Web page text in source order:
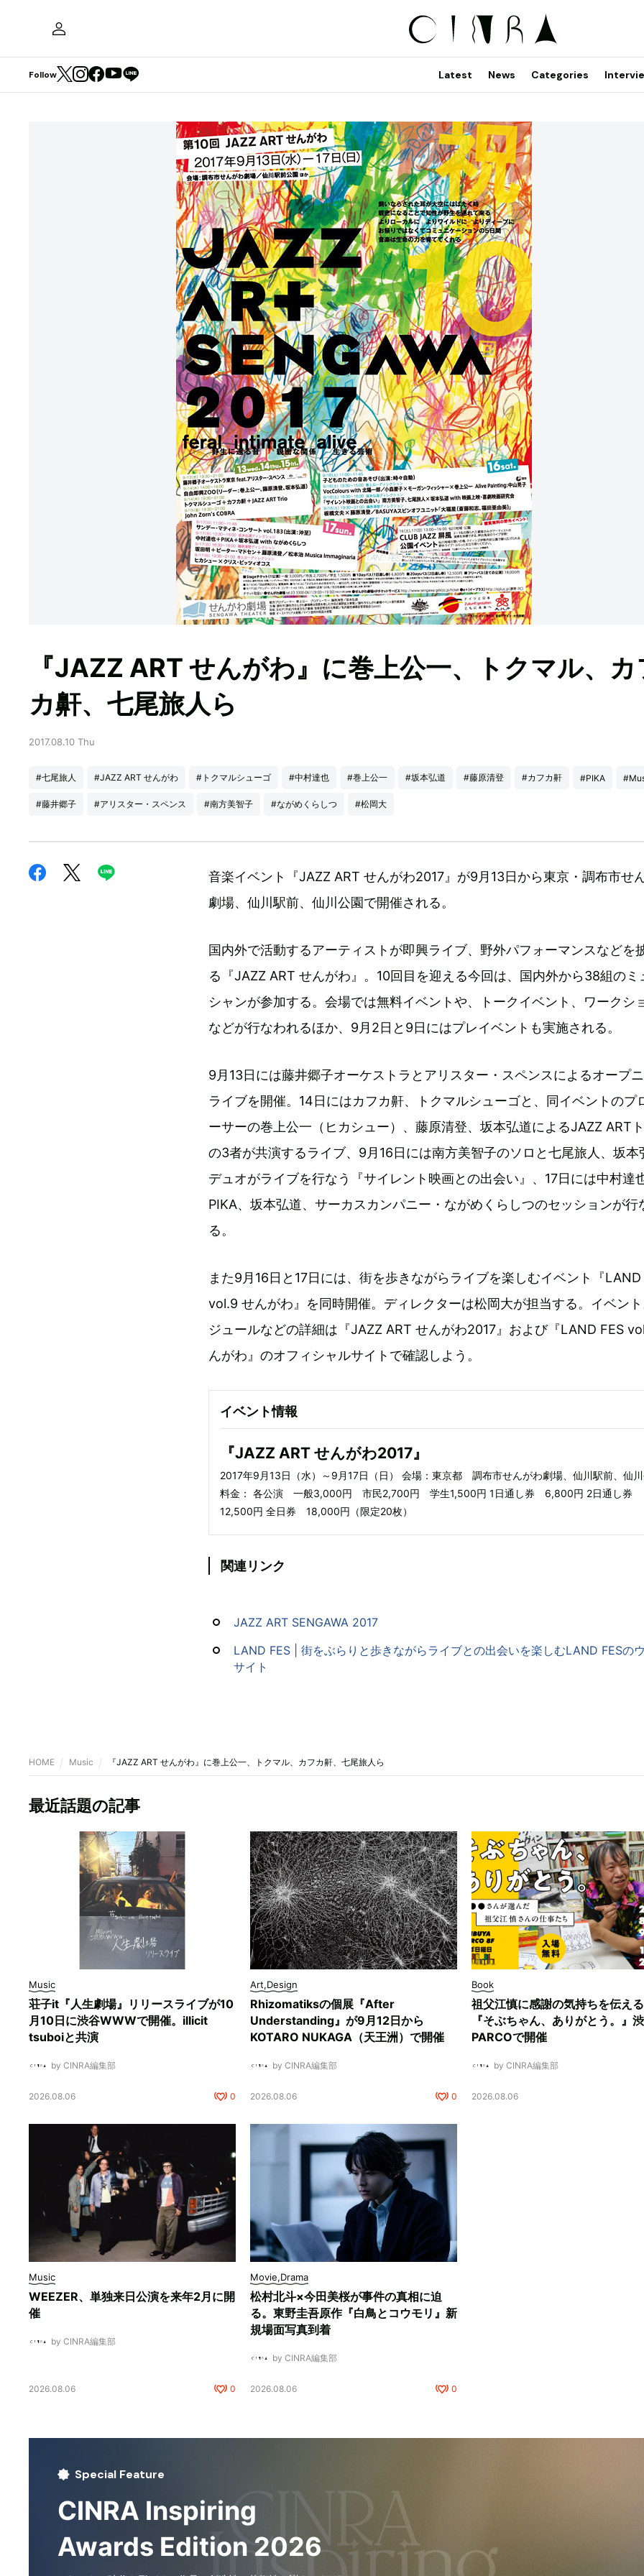
Follow Latest News Categories
『JAZZ ART せんがわ』に巻上公一、トクマル、カ
カ鼾、七尾旅人ら
2017.08.10 Thu
#七尾旅人 #JAZZ ART せんがわ #トクマルシューゴ #中村達也 #巻上公一 #坂本弘道 #藤原清登 #カフカ鼾 #PIKA
#藤井郷子 #アリスター・スペンス #南方美智子 #ながめくらしつ #松岡大
音楽イベント『JAZZ ART せんがわ2017』が9月13日から東京・調布市せ
劇場、仙川駅前、仙川公園で開催される。
国内外で活動するアーティストが即興ライブ、野外パフォーマンスなどを
る『JAZZ ART せんがわ』。10回目を迎える今回は、国内外から38組のミ
シャンが参加する。会場では無料イベントや、トークイベント、ワークシ
などが行なわれるほか、9月2日と9日にはプレイベントも実施される。
9月13日には藤井郷子オーケストラとアリスター・スペンスによるオープ
ライブを開催。14日にはカフカ鼾、トクマルシューゴと、同イベントのプ
ーサーの巻上公一（ヒカシュー）、藤原清登、坂本弘道によるJAZZ ART
の3者が共演するライブ、9月16日には南方美智子のソロと七尾旅人、坂本
デュオがライブを行なう『サイレント映画との出会い』、17日には中村達
PIKA、坂本弘道、サーカスカンパニー・ながめくらしつのセッションが行
る。
また9月16日と17日には、街を歩きながらライブを楽しむイベント『LAND
vol.9 せんがわ』を同時開催。ディレクターは松岡大が担当する。イベン
ジュールなどの詳細は『JAZZ ART せんがわ2017』および『LAND FES
んがわ』のオフィシャルサイトで確認しよう。
イベント情報
『JAZZ ART せんがわ2017』
2017年9月13日（水）～9月17日（日） 会場：東京都 調布市せんがわ劇場、仙川駅前、仙
料金： 各公演 一般3,000円 市民2,700円 学生1,500円 1日通し券 6,800円 2日通し券
12,500円 全日券 18,000円（限定20枚）
関連リンク
JAZZ ART SENGAWA 2017
LAND FES | 街をぶらりと歩きながらライブとの出会いを楽しむLAND FESの
サイト
HOME Music 『JAZZ ART せんがわ』に巻上公一、トクマル、カフカ鼾、七尾旅人ら
最近話題の記事
Music
荘子it『人生劇場』リリースライブが10
月10日に渋谷WWWで開催。illicit
tsuboiと共演
by CINRA編集部
2026.08.06 0
Art,Design
Rhizomatiksの個展『After
Understanding』が9月12日から
KOTARO NUKAGA（天王洲）で開催
by CINRA編集部
2026.08.06 0
Book
祖父江慎に感謝の気持ちを伝え
『そぶちゃん、ありがとう。』
PARCOで開催
by CINRA編集部
2026.08.06
Music
WEEZER、単独来日公演を来年2月に開
催
by CINRA編集部
2026.08.06 0
Movie,Drama
松村北斗×今田美桜が事件の真相に迫
る。東野圭吾原作『白鳥とコウモリ』新
規場面写真到着
by CINRA編集部
2026.08.06 0
Special Feature
CINRA Inspiring
Awards Edition 2026